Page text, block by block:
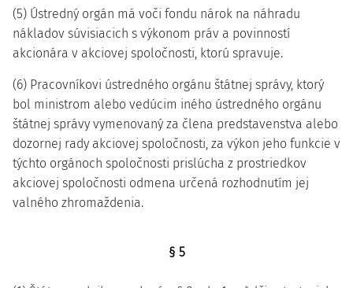
(5) Ústredný orgán má voči fondu nárok na náhradu
nákladov súvisiacich s výkonom práv a povinností
akcionára v akciovej spoločnosti, ktorú spravuje.
(6) Pracovníkovi ústredného orgánu štátnej správy, ktorý
bol ministrom alebo vedúcim iného ústredného orgánu
štátnej správy vymenovaný za člena predstavenstva alebo
dozornej rady akciovej spoločnosti, za výkon jeho funkcie v
týchto orgánoch spoločnosti prislúcha z prostriedkov
akciovej spoločnosti odmena určená rozhodnutím jej
valného zhromaždenia.
§ 5